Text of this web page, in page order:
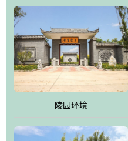
环绕挡住了外界的风吹，流动
符合山环水抱，藏风纳气的要
势如宏，是华北地区最大的平
体吸取现代园林艺术之精华
陵园环境